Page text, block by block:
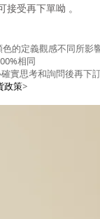
接受再下單呦 。
的定義觀感不同所影
相同
實思考和詢問後再下
政策>